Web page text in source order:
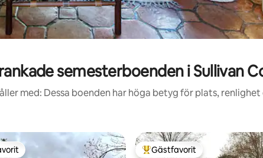
semesterboenden i Sullivan
med: Dessa boenden har höga betyg för plats, renlighet
Populär gästfavorit
Gästfavorit